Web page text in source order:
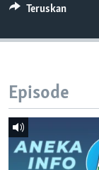
Teruskan
Episode